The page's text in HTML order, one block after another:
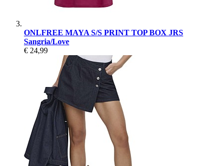
ONLFREE MAYA S/S PRINT TOP BOX JRS
Sangria/Love
€ 24,99